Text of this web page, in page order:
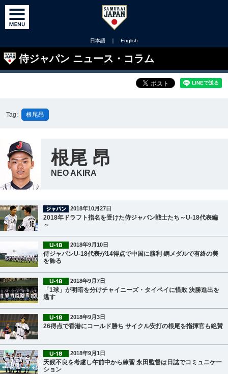
日本語 ｜ English
侍ジャパン ニュース・コラム
Tag: 根尾昂
根尾 昂
NEO AKIRA
2018年10月27日
2018年ドラフト指名を受けた侍ジャパン戦士たち～U-18代表編
～
2018年9月10日
侍ジャパンU-18代表が14得点で中国に勝利 銅メダルで有終の美
を飾る
2018年9月7日
「1球」が明暗を分けチャイニーズ・タイペイに惜敗 決勝進出を
逃す
2018年9月3日
26得点で香港にコールド勝ち サイクル安打の根尾を指揮官も絶賛
2018年9月1日
天候不良を考慮し午前中から練習 永田監督は日誌でコミュニケー
ション